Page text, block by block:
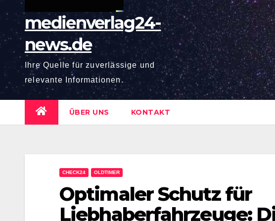
medienverlag24-
news.de
Ihre Quelle für zuverlässige und
relevante Informationen.
ÜBER UNS KONTAKT
CHECK24 OLDTIMER
Optimaler Schutz für
Liebhaberfahrzeuge: